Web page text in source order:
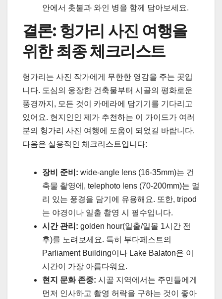
안에서 촛불과 와인 병을 함께 담아보세요.
결론: 헝가리 사진 여행을
위한 최종 체크리스트
헝가리는 사진 작가에게 무한한 영감을 주는 곳입
니다. 도심의 웅장한 건축물부터 시골의 평화로운
풍경까지, 모든 것이 카메라에 담기기를 기다리고
있어요. 현지인인 제가 추천하는 이 가이드가 여러
분의 헝가리 사진 여행에 도움이 되었길 바랍니다.
다음은 실용적인 체크리스트입니다:
장비 준비: wide-angle lens (16-35mm)는 건
축물 촬영에, telephoto lens (70-200mm)는 멀
리 있는 풍경을 담기에 유용해요. 또한, tripod
는 야경이나 일출 촬영 시 필수입니다.
시간 관리: golden hour(일출/일몰 1시간 전
후)를 노려보세요. 특히 부다페스트의
Parliament Building이나 Lake Balaton은 이
시간이 가장 아름다워요.
현지 문화 존중: 시골 지역에서는 주민들에게
먼저 인사하고 촬영 허락을 구하는 것이 좋아